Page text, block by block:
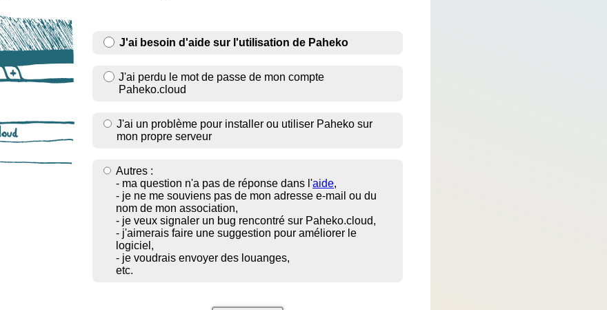
J'ai besoin d'aide sur l'utilisation de Paheko
J'ai perdu le mot de passe de mon compte
Paheko.cloud
J'ai un problème pour installer ou utiliser Paheko sur
mon propre serveur
Autres :
- ma question n'a pas de réponse dans l'aide,
- je ne me souviens pas de mon adresse e-mail ou du
nom de mon association,
- je veux signaler un bug rencontré sur Paheko.cloud,
- j'aimerais faire une suggestion pour améliorer le
logiciel,
- je voudrais envoyer des louanges,
etc.